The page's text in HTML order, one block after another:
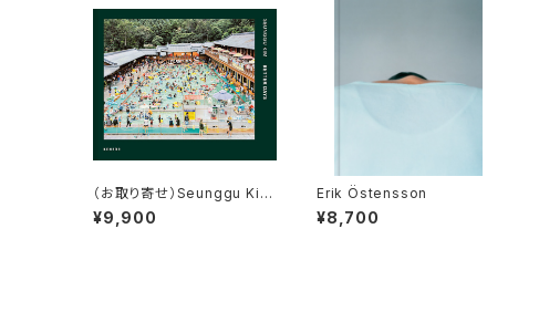
（お取り寄せ）Seunggu Ki
m: Better Days
¥9,900
Erik Östensson
¥8,700